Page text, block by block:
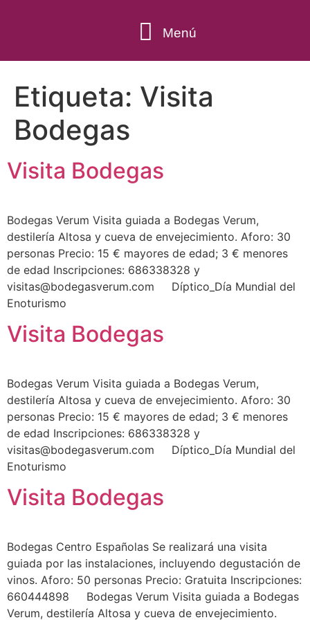
Menú
Etiqueta: Visita
Bodegas
Visita Bodegas
Bodegas Verum Visita guiada a Bodegas Verum,
destilería Altosa y cueva de envejecimiento. Aforo: 30
personas Precio: 15 € mayores de edad; 3 € menores
de edad Inscripciones: 686338328 y
visitas@bodegasverum.com Díptico_Día Mundial del
Enoturismo
Visita Bodegas
Bodegas Verum Visita guiada a Bodegas Verum,
destilería Altosa y cueva de envejecimiento. Aforo: 30
personas Precio: 15 € mayores de edad; 3 € menores
de edad Inscripciones: 686338328 y
visitas@bodegasverum.com Díptico_Día Mundial del
Enoturismo
Visita Bodegas
Bodegas Centro Españolas Se realizará una visita
guiada por las instalaciones, incluyendo degustación de
vinos. Aforo: 50 personas Precio: Gratuita Inscripciones:
660444898 Bodegas Verum Visita guiada a Bodegas
Verum, destilería Altosa y cueva de envejecimiento.